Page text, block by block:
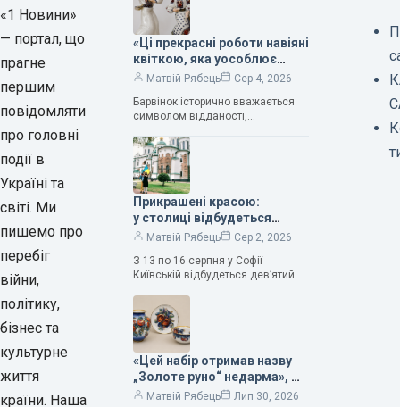
«1 Новини»
— портал, що
прагне
першим
повідомляти
про головні
події в
Україні та
світі. Ми
пишемо про
перебіг
війни,
політику,
бізнес та
культурне
життя
країни. Наша
«Ці прекрасні роботи навіяні
квіткою, яка уособлює
нескінченне кохання», —
Людмила Карпінська-
Романюк
Матвій Рябець
Сер 4, 2026
Барвінок історично вважається
символом відданості,
та тривалого подружнього союзу.
Саме тому ця рослина надихала і
продовжує надихати митців на
Прикрашені красою:
у столиці відбудеться
дев’ятий фестиваль
Матвій Рябець
Сер 2, 2026
З 13 по 16 серпня у Софії
Київській відбудеться дев’ятий
мистецтв Bouquet Kyiv Stage. Ця
подія традиційно…
«Цей набір отримав назву
„Золоте руно“ недарма», —
колекціонерка Людмила
Матвій Рябець Лип 30, 2026